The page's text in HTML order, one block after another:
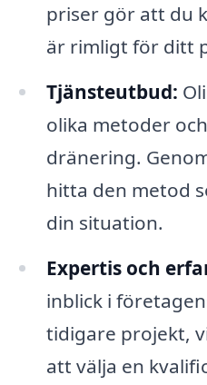
priser gör att du
är rimligt för ditt
Tjänsteutbud:
olika metoder
dränering.
hitta den metod
din situation.
Expertis och
inblick i
tidigare projekt,
att välja en